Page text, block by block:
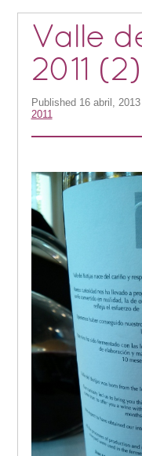
Valle
2011 (2)
Published 16 abril, 2013
2011